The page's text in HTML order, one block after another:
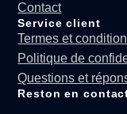
Contact
Service client
Termes et
Politique de
Questions et
Reston en